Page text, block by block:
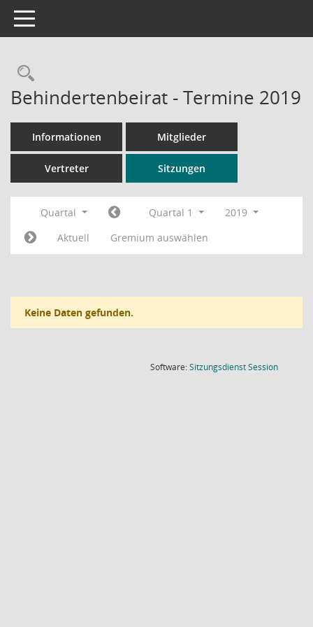
Toggle navigation
Rechercheauswahl
Behindertenbeirat - Termine 2019
Informationen Mitglieder
Vertreter Sitzungen
Quartal Quartal 1
2019
Aktuell
Gremium auswählen
Keine Daten gefunden.
Software:SitzungsdienstSession(Wird in